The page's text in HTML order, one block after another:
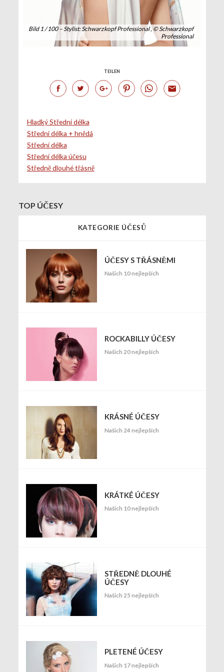
Bild 1 / 100 – Stylist: Schwarzkopf Professional , © Schwarzkopf
Professional
TEILEN
Hladký Střední délka
Střední délka + hnědá
Střední délka
Střední délka účesu
Středně dlouhé třásně
TOP ÚČESY
KATEGORIE ÚČESŮ
ÚČESY S TŘÁSNĚMI
Našich 10 nejlepších
ROCKABILLY ÚČESY
Našich 20 nejlepších
KRÁSNÉ ÚČESY
Našich 24 nejlepších
KRÁTKÉ ÚČESY
Našich 10 nejlepších
STŘEDNĚ DLOUHÉ
ÚČESY
Našich 25 nejlepších
PLETENÉ ÚČESY
Našich 17 nejlepších